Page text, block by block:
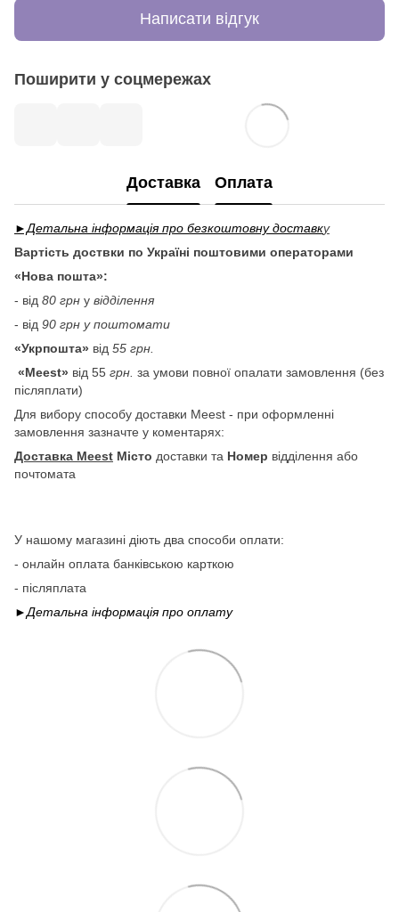
Написати відгук
Поширити у соцмережах
Доставка Оплата
►Детальна інформація про безкоштовну доставку
Вартість доствки по Україні поштовими операторами
«Нова пошта»:
- від 80 грн у відділення
- від 90 грн у поштомати
«Укрпошта» від 55 грн.
«Meest» від 55 грн. за умови повної опалати замовлення (без
післяплати)
Для вибору способу доставки Meest - при оформленні
замовлення зазначте у коментарях:
Доставка Meest Місто доставки та Номер відділення або
почтомата
У нашому магазині діють два способи оплати:
- онлайн оплата банківською карткою
- післяплата
►Детальна інформація про оплату